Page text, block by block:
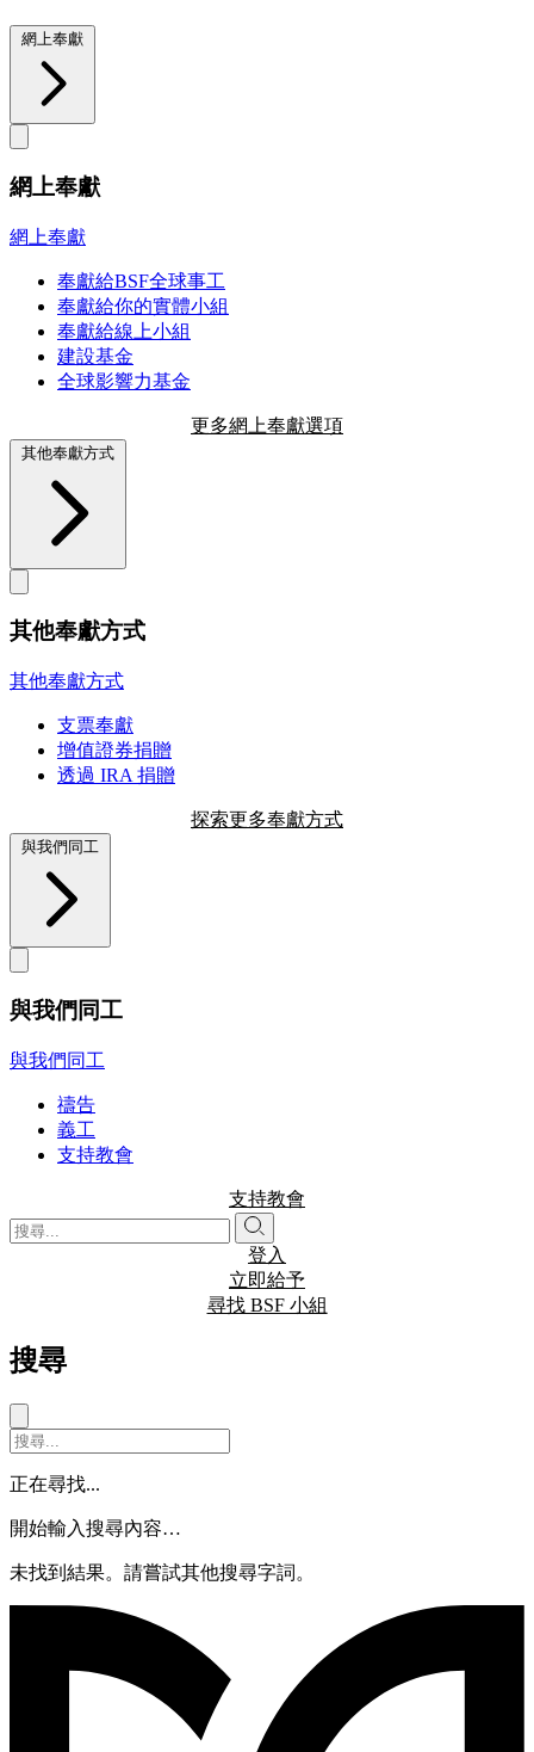
網上奉獻
網上奉獻
網上奉獻
奉獻給BSF全球事工
奉獻給你的實體小組
奉獻給線上小組
建設基金
全球影響力基金
更多網上奉獻選項
其他奉獻方式
其他奉獻方式
其他奉獻方式
支票奉獻
增值證券捐贈
透過 IRA 捐贈
探索更多奉獻方式
與我們同工
與我們同工
與我們同工
禱告
義工
支持教會
支持教會
登入
立即給予
尋找 BSF 小組
搜尋
正在尋找...
開始輸入搜尋內容…
未找到結果。請嘗試其他搜尋字詞。